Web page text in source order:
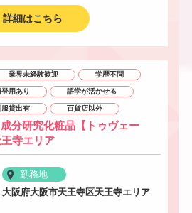
詳細はこちら
業界未経験歓迎 学歴不問
用あり 語学が活かせる
服貸出有 百貨店以外
分研究化粧品【トゥヴェー
寺エリア
勤務地
大阪府大阪市天王寺区天王寺エリア